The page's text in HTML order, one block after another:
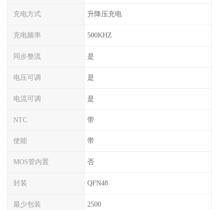
充电方式 升降压充电
充电频率 500KHZ
同步整流 是
电压可调 是
电流可调 是
NTC 带
使能 带
MOS管内置 否
封装 QFN48
最少包装 2500